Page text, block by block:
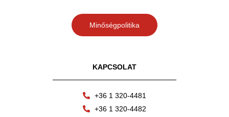
Minőségpolitika
KAPCSOLAT
+36 1 320-4481
+36 1 320-4482